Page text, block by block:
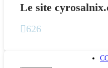
Le site
626